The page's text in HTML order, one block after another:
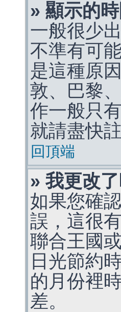
» 顯示的
一般很少
不準有可
是這種原
敦、巴黎
作一般只
就請盡快
回頂端
» 我更改
如果您確
誤，這很
聯合王國
日光節約
的月份裡
差。